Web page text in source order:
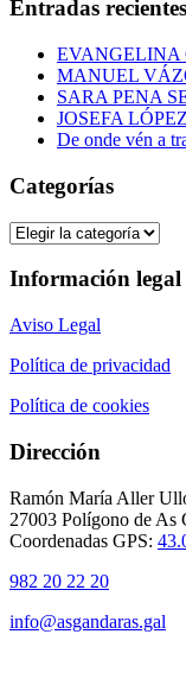
Entradas recientes
EVANGELINA
MANUEL
SARA PENA
JOSEFA
De onde vén a
Categorías
Categorías
Información legal
Aviso Legal
Política de privacidad
Política de cookies
Dirección
Ramón María Aller
27003 Polígono de As
Coordenadas GPS:
982 20 22 20
info@asgandaras.gal